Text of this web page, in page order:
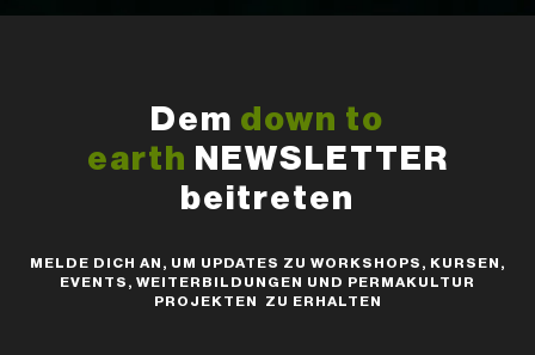
Dem down to
earth NEWSLETTER
beitreten
MELDE DICH AN, UM UPDATES ZU WORKSHOPS, KURSEN,
EVENTS, WEITERBILDUNGEN UND PERMAKULTUR
PROJEKTEN ZU ERHALTEN